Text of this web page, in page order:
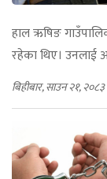
हाल ऋषिङ
रहेका थिए। उनलाई
बिहीबार, साउन २१, २०८३